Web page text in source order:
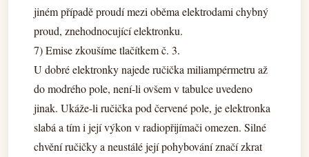
jiném případě proudí mezi oběma elektrodami chybný
proud, znehodnocující elektronku.
7) Emise zkoušíme tlačítkem č. 3.
U dobré elektronky najede ručička miliampérmetru až
do modrého pole, není-li ovšem v tabulce uvedeno
jinak. Ukáže-li ručička pod červené pole, je elektronka
slabá a tím i její výkon v radiopřijímači omezen. Silné
chvění ručičky a neustálé její pohybování značí zkrat